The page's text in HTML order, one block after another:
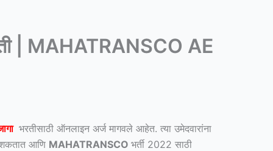
| MAHATRANSCO AE
भरतीसाठी ऑनलाइन अर्ज मागवले आहेत. त्या उमेदवारांना
आणि MAHATRANSCO भर्ती 2022 साठी